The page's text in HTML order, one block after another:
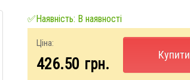
✅Наявність: В наявності
Ціна:
426.50 грн.
Купити